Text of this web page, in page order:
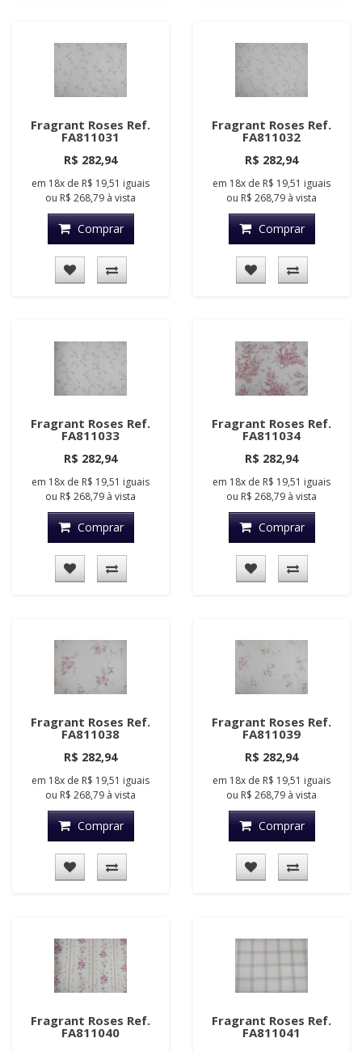
Fragrant Roses Ref.
FA811031
R$ 282,94
em 18x de R$ 19,51 iguais
ou R$ 268,79 à vista
Comprar
Fragrant Roses Ref.
FA811032
R$ 282,94
em 18x de R$ 19,51 iguais
ou R$ 268,79 à vista
Comprar
Fragrant Roses Ref.
FA811033
R$ 282,94
em 18x de R$ 19,51 iguais
ou R$ 268,79 à vista
Comprar
Fragrant Roses Ref.
FA811034
R$ 282,94
em 18x de R$ 19,51 iguais
ou R$ 268,79 à vista
Comprar
Fragrant Roses Ref.
FA811038
R$ 282,94
em 18x de R$ 19,51 iguais
ou R$ 268,79 à vista
Comprar
Fragrant Roses Ref.
FA811039
R$ 282,94
em 18x de R$ 19,51 iguais
ou R$ 268,79 à vista
Comprar
Fragrant Roses Ref.
FA811040
Fragrant Roses Ref.
FA811041